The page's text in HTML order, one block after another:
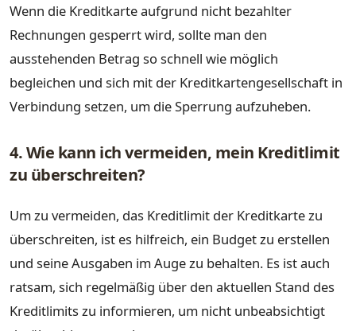
Wenn die Kreditkarte aufgrund nicht bezahlter
Rechnungen gesperrt wird, sollte man den
ausstehenden Betrag so schnell wie möglich
begleichen und sich mit der Kreditkartengesellschaft in
Verbindung setzen, um die Sperrung aufzuheben.
4. Wie kann ich vermeiden, mein Kreditlimit
zu überschreiten?
Um zu vermeiden, das Kreditlimit der Kreditkarte zu
überschreiten, ist es hilfreich, ein Budget zu erstellen
und seine Ausgaben im Auge zu behalten. Es ist auch
ratsam, sich regelmäßig über den aktuellen Stand des
Kreditlimits zu informieren, um nicht unbeabsichtigt